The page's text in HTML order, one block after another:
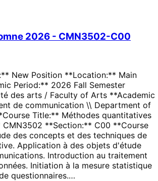
2026 - CMN3502-C00
New Position **Location:** Main
Period:** 2026 Fall Semester
des arts / Faculty of Arts **Academic
de communication \\ Department of
Title:** Méthodes quantitatives
CMN3502 **Section:** C00 **Course
des concepts et des techniques de
Application à des objets d'étude
Introduction au traitement
Initiation à la mesure statistique
questionnaires.…